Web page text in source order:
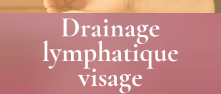
Drainage
lymphatique
visage